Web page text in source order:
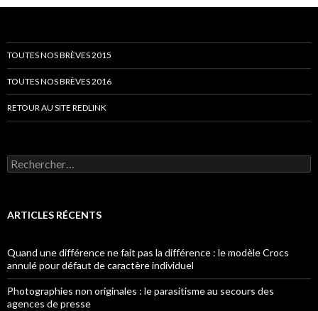
TOUTES NOS BRÈVES 2015
TOUTES NOS BRÈVES 2016
RETOUR AU SITE REDLINK
Rechercher :
ARTICLES RÉCENTS
Quand une différence ne fait pas la différence : le modèle Crocs
annulé pour défaut de caractère individuel
Photographies non originales : le parasitisme au secours des
agences de presse